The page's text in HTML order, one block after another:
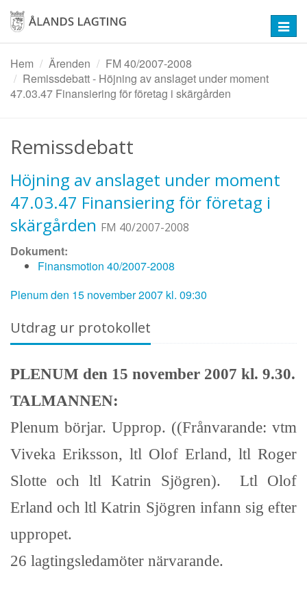
Hoppa
huvudinnehåll
Hem
Ärenden
FM 40/2007-2008
Remissdebatt - Höjning av anslaget under moment
47.03.47 Finansiering för företag i skärgården
Remissdebatt
Höjning av anslaget under moment
47.03.47 Finansiering för företag i
skärgården FM 40/2007-2008
Dokument:
Finansmotion 40/2007-2008
Plenum den 15 november 2007 kl. 09:30
Utdrag ur protokollet
PLENUM den 15 november 2007 kl. 9.30.
TALMANNEN:
Plenum börjar. Upprop. ((Frånvarande: vtm
Viveka Eriksson, ltl Olof Erland, ltl Roger
Slotte och ltl Katrin Sjögren). Ltl Olof
Erland och ltl Katrin Sjögren infann sig efter
uppropet.
26 lagtingsledamöter närvarande.